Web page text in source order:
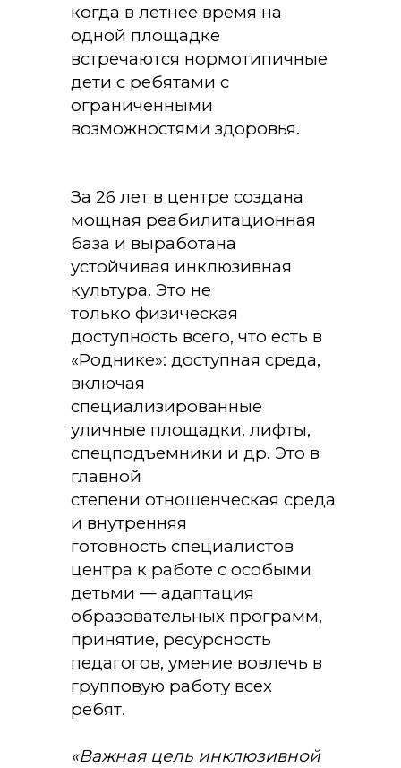
когда в летнее время на
одной площадке
встречаются нормотипичные
дети с ребятами с
ограниченными
возможностями здоровья.
За 26 лет в центре создана
мощная реабилитационная
база и выработана
устойчивая инклюзивная
культура. Это не
только физическая
доступность всего, что есть в
«Роднике»: доступная среда,
включая
специализированные
уличные площадки, лифты,
спецподъемники и др. Это в
главной
степени отношенческая среда
и внутренняя
готовность специалистов
центра к работе с особыми
детьми — адаптация
образовательных программ,
принятие, ресурсность
педагогов, умение вовлечь в
групповую работу всех
ребят.
«Важная цель инклюзивной